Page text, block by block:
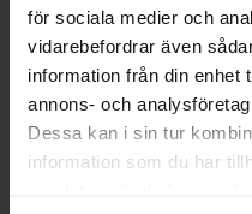
för sociala medier och
vidarebefordrar även
information från din enhet
annons- och
Dessa kan i sin tur
information som du har